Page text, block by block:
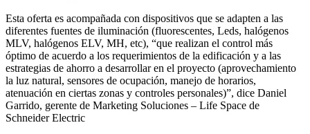
Esta oferta es acompañada con dispositivos que se adapten a las
diferentes fuentes de iluminación (fluorescentes, Leds, halógenos
MLV, halógenos ELV, MH, etc), “que realizan el control más
óptimo de acuerdo a los requerimientos de la edificación y a las
estrategias de ahorro a desarrollar en el proyecto (aprovechamiento
la luz natural, sensores de ocupación, manejo de horarios,
atenuación en ciertas zonas y controles personales)”, dice Daniel
Garrido, gerente de Marketing Soluciones – Life Space de
Schneider Electric